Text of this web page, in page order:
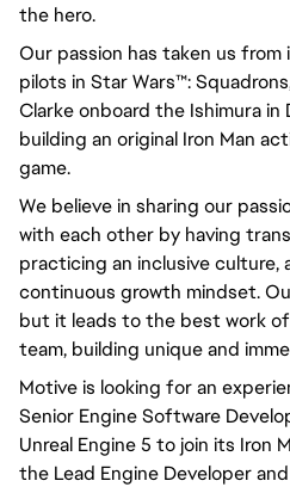
the hero.
Our passion has taken us
pilots in Star Wars™:
Clarke onboard the Ishimura in
building an original Iron Man
game.
We believe in sharing our
with each other by having
practicing an inclusive culture,
continuous growth mindset.
but it leads to the best work of
team, building unique and
Motive is looking for an
Senior Engine Software
Unreal Engine 5 to join its Iron
the Lead Engine Developer